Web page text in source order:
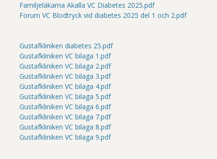
Familjeläkarna Akalla VC Diabetes 2025.pdf
Forum VC Blodtryck vid diabetes 2025 del 1 och 2.pdf
Gustafkliniken diabetes 25.pdf
Gustafkliniken VC bilaga 1.pdf
Gustafkliniken VC bilaga 2.pdf
Gustafkliniken VC bilaga 3.pdf
Gustafkliniken VC bilaga 4.pdf
Gustafkliniken VC bilaga 5.pdf
Gustafkliniken VC bilaga 6.pdf
Gustafkliniken VC bilaga 7.pdf
Gustafkliniken VC bilaga 8.pdf
Gustafkliniken VC bilaga 9.pdf